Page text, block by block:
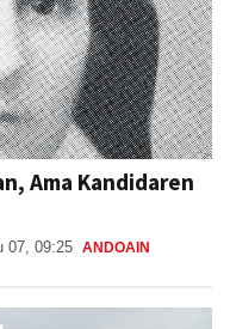
Ama Kandidaren
07, 09:25 ANDOAIN